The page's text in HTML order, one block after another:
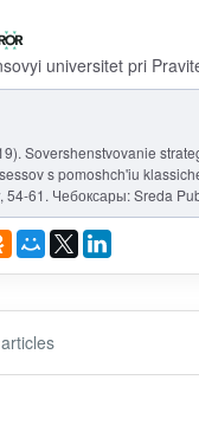
universitet pri
Sovershenstvovanie
s pomoshch'iu
, 54-61. Чебоксары: Sreda